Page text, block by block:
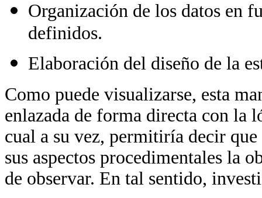
Organización de los datos en
definidos.
Elaboración del diseño de la
Como puede visualizarse, esta
enlazada de forma directa con la
cual a su vez, permitiría decir
sus aspectos procedimentales la
de observar. En tal sentido,